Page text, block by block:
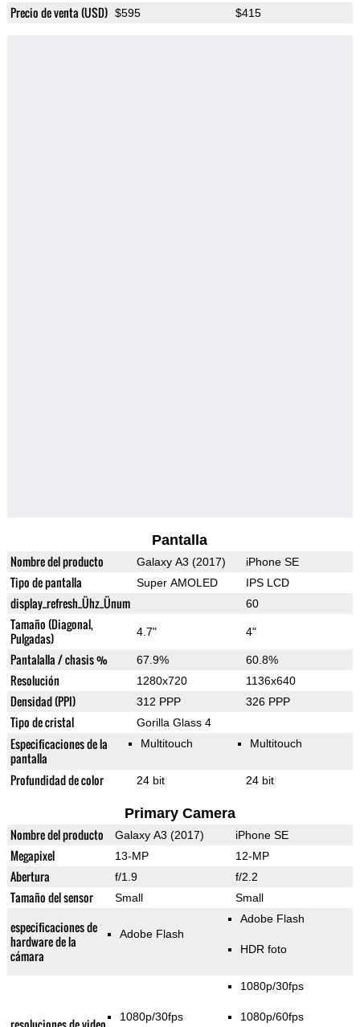
Precio de venta (USD) $595 $415
Pantalla
Nombre del producto Galaxy A3 (2017) iPhone SE
Tipo de pantalla Super AMOLED IPS LCD
display_refresh_Ühz_Ünum 60
Tamaño (Diagonal,
Pulgadas)
4.7" 4"
Pantalalla / chasis % 67.9% 60.8%
Resolución 1280x720 1136x640
Densidad (PPI) 312 PPP 326 PPP
Tipo de cristal Gorilla Glass 4
Especificaciones de la
pantalla
Multitouch Multitouch
Profundidad de color 24 bit 24 bit
Primary Camera
Nombre del producto Galaxy A3 (2017) iPhone SE
Megapixel 13-MP 12-MP
Abertura f/1.9 f/2.2
Tamaño del sensor Small Small
especificaciones de
hardware de la
cámara
Adobe Flash
Adobe Flash
HDR foto
1080p/30fps
1080p/30fps
1080p/60fps